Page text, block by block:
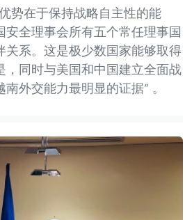
势在于保持战略自主性的能
安全理事会所有五个常任理事国
关系。这是极少数国家能够取得
，同时与美国和中国建立全面战
外交能力最明显的证据” 。